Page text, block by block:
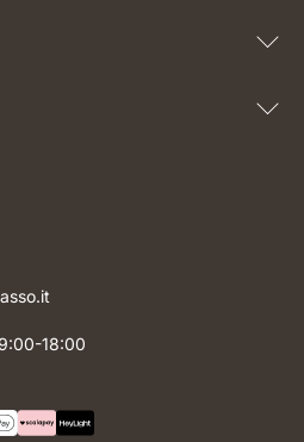
18:00